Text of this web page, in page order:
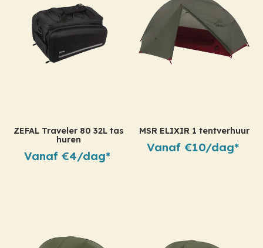
ZEFAL Traveler 80 32L tas
huren
Vanaf €4/dag*
MSR ELIXIR 1 tentverhuur
Vanaf €10/dag*